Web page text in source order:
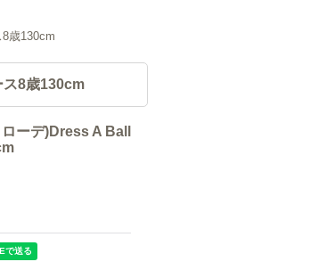
歳130cm
8歳130cm
ーデ)Dress A Ball